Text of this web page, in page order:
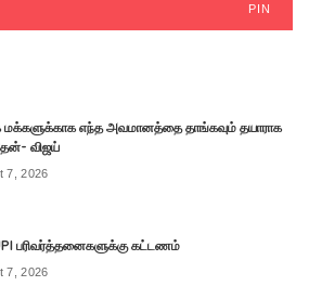
PIN
மக்களுக்காக எந்த அவமானத்தை தாங்கவும் தயாராக
விஜய்
7, 2026
பரிவர்த்தனைகளுக்கு கட்டணம்
7, 2026